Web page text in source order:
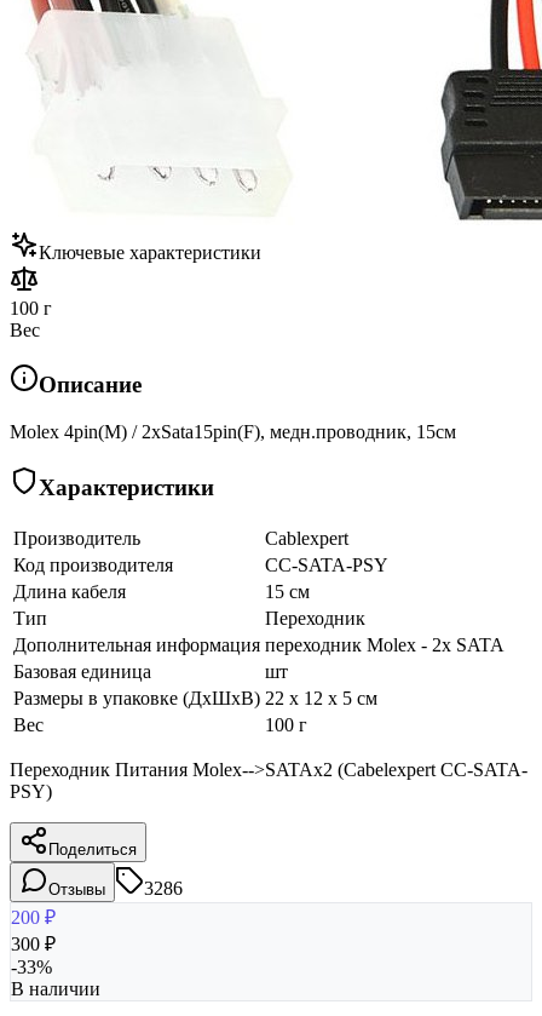
Ключевые характеристики
100 г
Вес
Описание
Molex 4pin(M) / 2xSata15pin(F), медн.проводник, 15см
Характеристики
Производитель
Cablexpert
Код производителя
CC-SATA-PSY
Длина кабеля
15 см
Тип
Переходник
Дополнительная информация переходник Molex - 2x SATA
Базовая единица
шт
Размеры в упаковке (ДхШхВ) 22 x 12 x 5 см
Вес
100 г
Переходник Питания Molex-->SATAx2 (Cabelexpert CC-SATA-
PSY)
Поделиться
Отзывы
3286
200 ₽
300 ₽
-33%
В наличии